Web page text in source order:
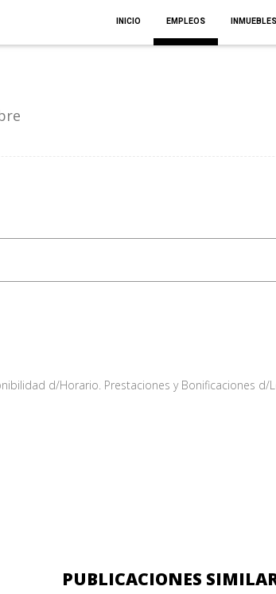
INICIO EMPLEOS INMUEBLES
d/Horario. Prestaciones y Bonificaciones d/
PUBLICACIONES